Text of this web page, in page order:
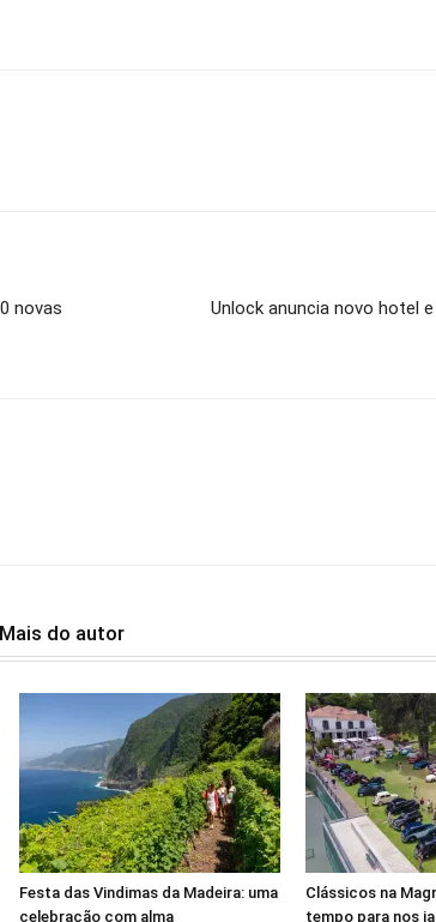
novas
Unlock anuncia novo hotel
Mais do autor
Festa das Vindimas da Madeira: uma
celebração com alma
Clássicos na
tempo para nos